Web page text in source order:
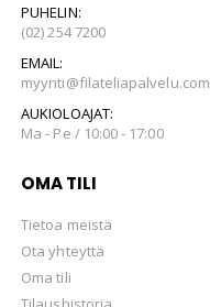
PUHELIN:
(02) 254 7200
EMAIL:
myynti@filateliapalvelu.com
AUKIOLOAJAT:
Ma - Pe / 10:00 - 17:00
OMA TILI
Tietoa meistä
Ota yhteyttä
Oma tili